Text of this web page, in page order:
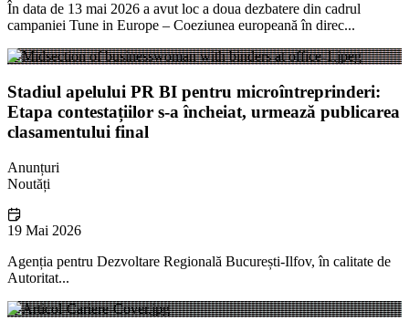
În data de 13 mai 2026 a avut loc a doua dezbatere din cadrul
campaniei Tune in Europe – Coeziunea europeană în direc...
Stadiul apelului PR BI pentru microîntreprinderi:
Etapa contestațiilor s-a încheiat, urmează publicarea
clasamentului final
Anunțuri
Noutăți
19 Mai 2026
Agenția pentru Dezvoltare Regională București-Ilfov, în calitate de
Autoritat...